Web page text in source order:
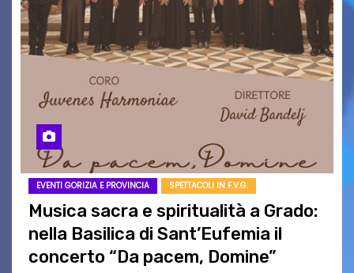
EVENTI GORIZIA E PROVINCIA SPETTACOLI IN F.V.G.
Musica sacra e spiritualità a Grado:
nella Basilica di Sant’Eufemia il
concerto “Da pacem, Domine”